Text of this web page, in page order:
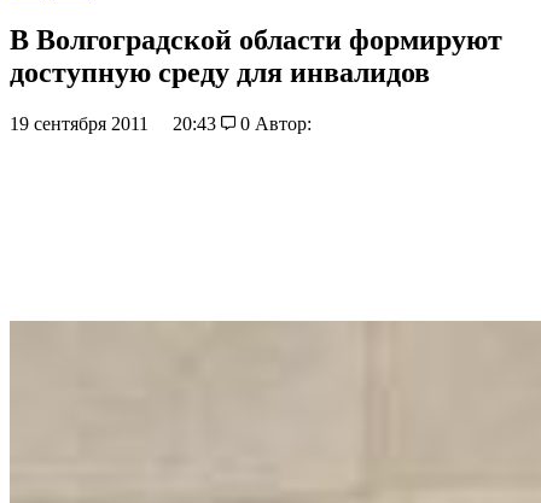
В Волгоградской области формируют
доступную среду для инвалидов
19 сентября 2011 20:43 0 Автор: